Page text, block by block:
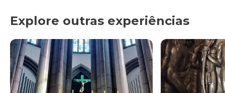
Explore outras experiências